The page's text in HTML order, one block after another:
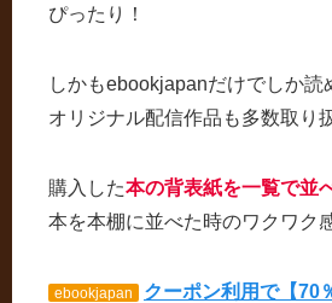
ぴったり！
しかもebookjapanだけでしか読
オリジナル配信作品も多数取り
購入した本の背表紙を一覧で並
本を本棚に並べた時のワクワク
ebookjapan
クーポン利用で【70